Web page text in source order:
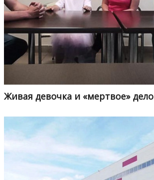
Живая девочка и «мертвое» дело